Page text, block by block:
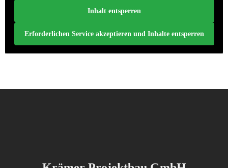
Inhalt entsperren
Erforderlichen Service akzeptieren und Inhalte entsperren